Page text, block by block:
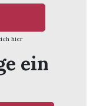
hier
ein